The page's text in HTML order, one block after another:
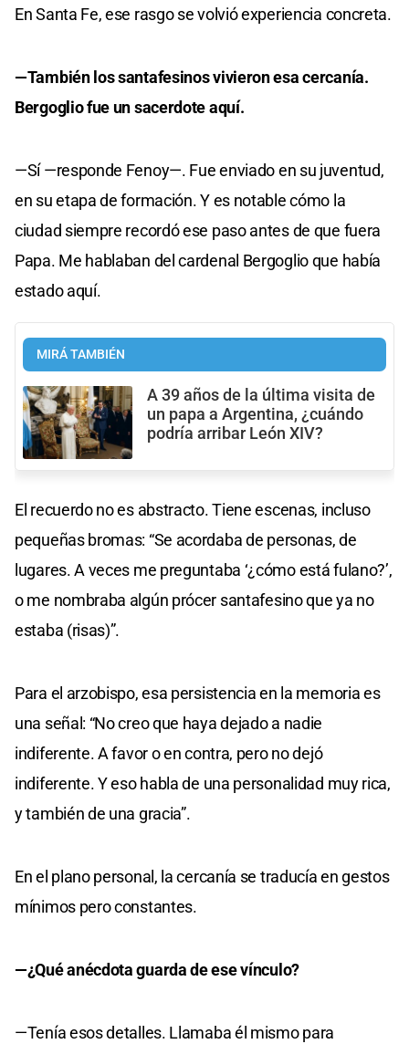
En Santa Fe, ese rasgo se volvió experiencia concreta.
—También los santafesinos vivieron esa cercanía.
Bergoglio fue un sacerdote aquí.
—Sí —responde Fenoy—. Fue enviado en su juventud,
en su etapa de formación. Y es notable cómo la
ciudad siempre recordó ese paso antes de que fuera
Papa. Me hablaban del cardenal Bergoglio que había
estado aquí.
MIRÁ TAMBIÉN
A 39 años de la última visita de
un papa a Argentina, ¿cuándo
podría arribar León XIV?
El recuerdo no es abstracto. Tiene escenas, incluso
pequeñas bromas: “Se acordaba de personas, de
lugares. A veces me preguntaba ‘¿cómo está fulano?’,
o me nombraba algún prócer santafesino que ya no
estaba (risas)”.
Para el arzobispo, esa persistencia en la memoria es
una señal: “No creo que haya dejado a nadie
indiferente. A favor o en contra, pero no dejó
indiferente. Y eso habla de una personalidad muy rica,
y también de una gracia”.
En el plano personal, la cercanía se traducía en gestos
mínimos pero constantes.
—¿Qué anécdota guarda de ese vínculo?
—Tenía esos detalles. Llamaba él mismo para